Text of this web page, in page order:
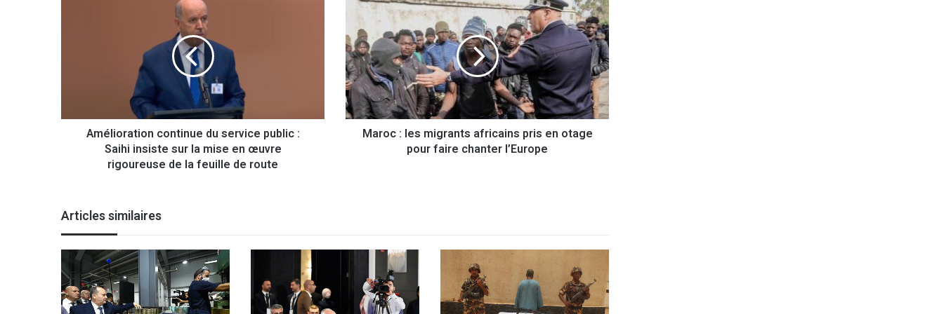
t
t
i
n
u
e
d
u
Amélioration continue du service public :
Saihi insiste sur la mise en œuvre
rigoureuse de la feuille de route
o
c
:
l
e
s
s
a
r
Maroc : les migrants africains pris en otage
pour faire chanter l’Europe
Articles similaires